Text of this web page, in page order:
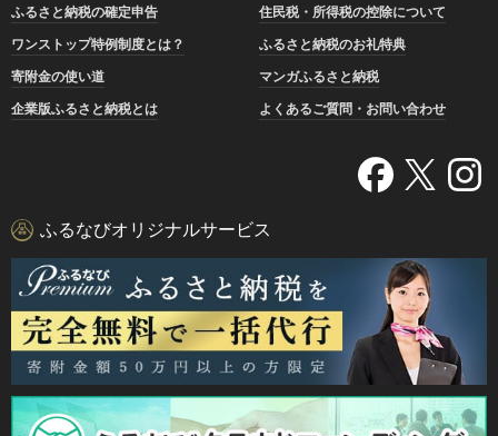
ふるさと納税の確定申告
住民税・所得税の控除について
ワンストップ特例制度とは？
ふるさと納税のお礼特典
寄附金の使い道
マンガふるさと納税
企業版ふるさと納税とは
よくあるご質問・お問い合わせ
ふるなびオリジナルサービス